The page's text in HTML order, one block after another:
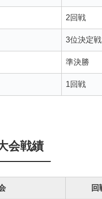
2回戦
3位決定戦
準決勝
1回戦
会戦績
回